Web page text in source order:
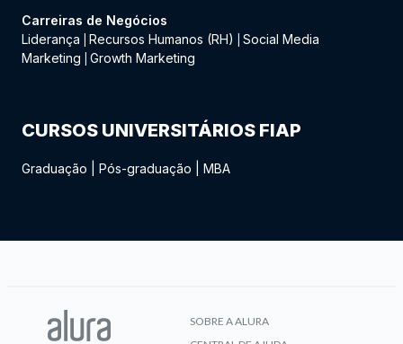
Carreiras de Negócios
Liderança
Recursos Humanos (RH)
Social Media
Marketing
Growth Marketing
CURSOS UNIVERSITÁRIOS FIAP
Graduação Pós-graduação MBA
SOBRE A ALURA